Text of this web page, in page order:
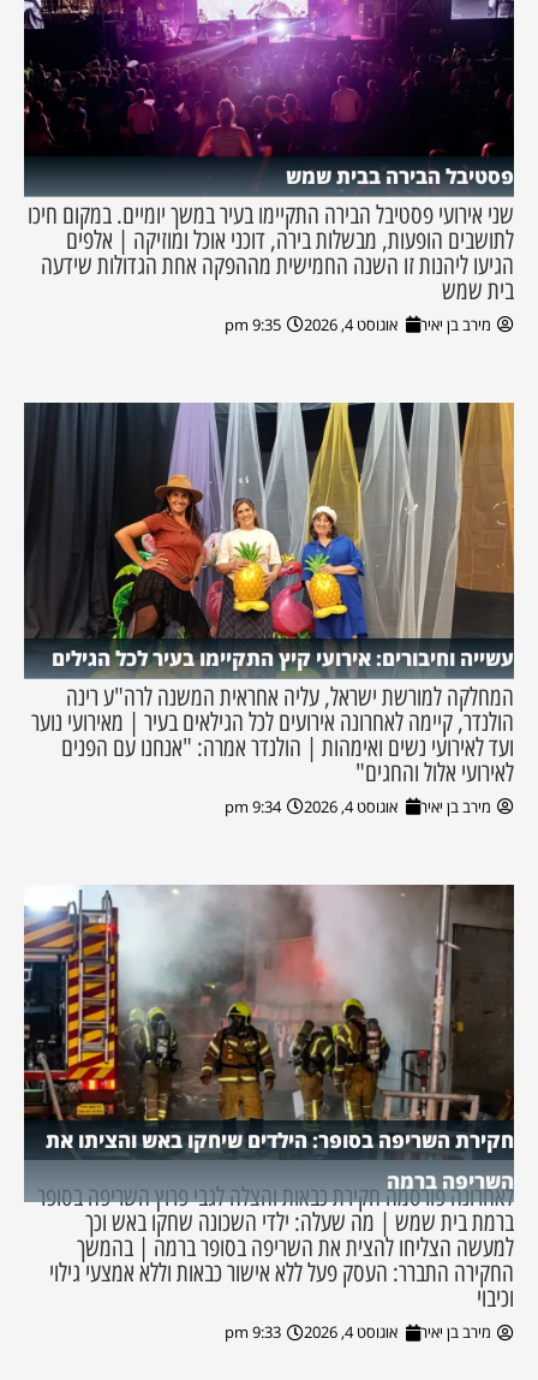
פסטיבל הבירה בבית שמש
שני אירועי פסטיבל הבירה התקיימו בעיר במשך יומיים. במקום חיכו
לתושבים הופעות, מבשלות בירה, דוכני אוכל ומוזיקה | אלפים
הגיעו ליהנות זו השנה החמישית מההפקה אחת הגדולות שידעה
בית שמש
מירב בן יאיר אוגוסט 4, 2026 9:35 pm
עשייה וחיבורים: אירועי קיץ התקיימו בעיר לכל הגילים
המחלקה למורשת ישראל, עליה אחראית המשנה לרה"ע רינה
הולנדר, קיימה לאחרונה אירועים לכל הגילאים בעיר | מאירועי נוער
ועד לאירועי נשים ואימהות | הולנדר אמרה: "אנחנו עם הפנים
לאירועי אלול והחגים"
מירב בן יאיר אוגוסט 4, 2026 9:34 pm
חקירת השריפה בסופר: הילדים שיחקו באש והציתו את
השריפה ברמה
לאחרונה פורסמה חקירת כבאות והצלה לגבי פרוץ השריפה בסופר
ברמת בית שמש | מה שעלה: ילדי השכונה שחקו באש וכך
למעשה הצליחו להצית את השריפה בסופר ברמה | בהמשך
החקירה התברר: העסק פעל ללא אישור כבאות וללא אמצעי גילוי
וכיבוי
מירב בן יאיר אוגוסט 4, 2026 9:33 pm